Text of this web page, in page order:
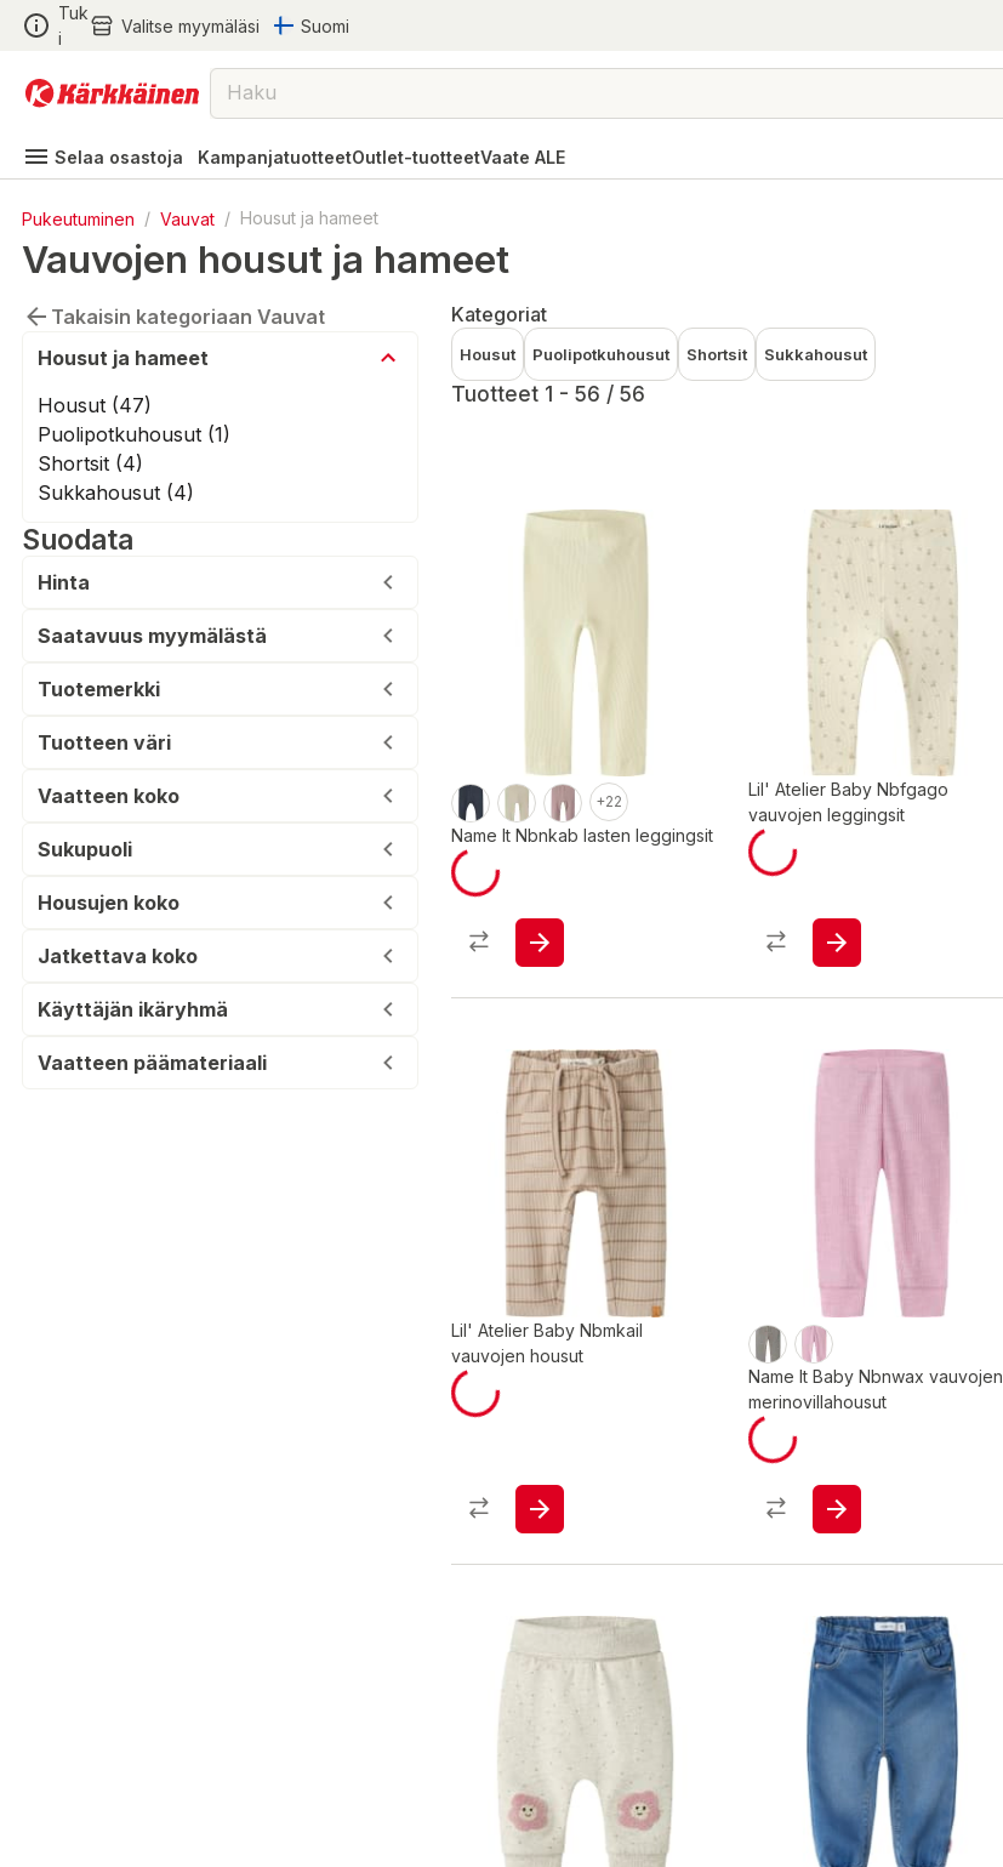
Tuk
i
Valitse myymäläsi Suomi
Selaa osastoja KampanjatuotteetOutlet-tuotteetVaate ALE
Pukeutuminen / Vauvat / Housut ja hameet
Vauvojen housut ja hameet
Takaisin kategoriaan Vauvat
Housut ja hameet
Housut (47)
Puolipotkuhousut (1)
Shortsit (4)
Sukkahousut (4)
Suodata
Hinta
Saatavuus myymälästä
Tuotemerkki
Tuotteen väri
Vaatteen koko
Sukupuoli
Housujen koko
Jatkettava koko
Käyttäjän ikäryhmä
Vaatteen päämateriaali
Kategoriat
Housut Puolipotkuhousut Shortsit Sukkahousut
Tuotteet 1 - 56 / 56
+22
Name It Nbnkab lasten leggingsit
Lil' Atelier Baby Nbfgago
vauvojen leggingsit
Lil' Atelier Baby Nbmkail
vauvojen housut
Name It Baby Nbnwax vauvojen
merinovillahousut